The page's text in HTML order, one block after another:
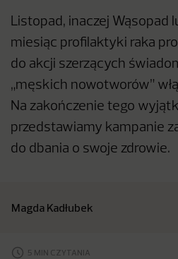
Listopad, inaczej Wąsopad
miesiąc profilaktyki raka
do akcji szerzących
„męskich nowotworów”
Na zakończenie tego
przedstawiamy kampanie
do dbania o swoje zdrowie.
Magda Kadłubek
5 MIN CZYTANIA